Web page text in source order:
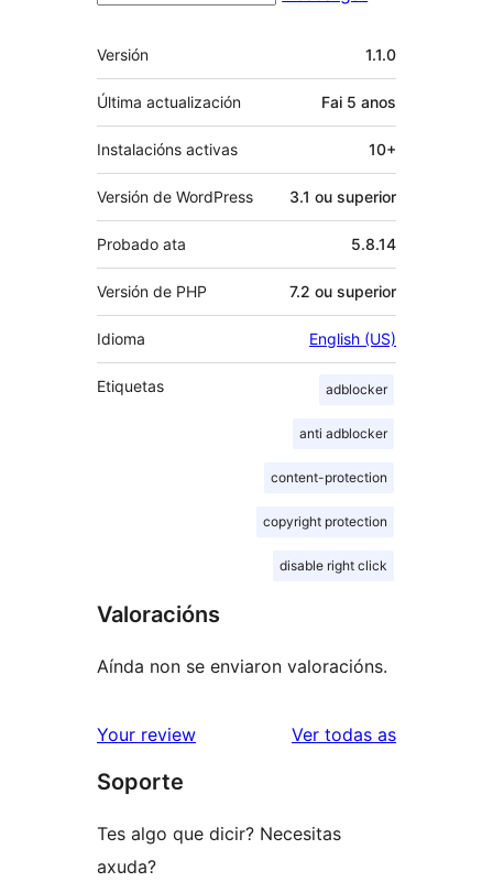
Meta
Versión 1.1.0
Última actualización Fai 5 anos
Instalacións activas 10+
Versión de WordPress 3.1 ou superior
Probado ata 5.8.14
Versión de PHP 7.2 ou superior
Idioma English (US)
Etiquetas adblocker
anti adblocker
content-protection
copyright protection
disable right click
Valoracións
Aínda non se enviaron valoracións.
Your review Ver todas asvaloracións
Soporte
Tes algo que dicir? Necesitas
axuda?